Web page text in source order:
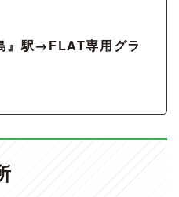
』駅→FLAT専用グラ